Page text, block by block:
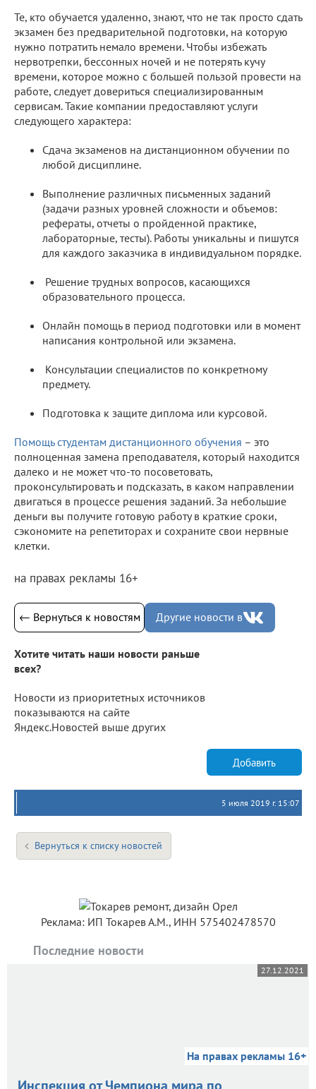
Те, кто обучается удаленно, знают, что не так просто сдать
экзамен без предварительной подготовки, на которую
нужно потратить немало времени. Чтобы избежать
нервотрепки, бессонных ночей и не потерять кучу
времени, которое можно с большей пользой провести на
работе, следует довериться специализированным
сервисам. Такие компании предоставляют услуги
следующего характера:
Сдача экзаменов на дистанционном обучении по
любой дисциплине.
Выполнение различных письменных заданий
(задачи разных уровней сложности и объемов:
рефераты, отчеты о пройденной практике,
лабораторные, тесты). Работы уникальны и пишутся
для каждого заказчика в индивидуальном порядке.
Решение трудных вопросов, касающихся
образовательного процесса.
Онлайн помощь в период подготовки или в момент
написания контрольной или экзамена.
Консультации специалистов по конкретному
предмету.
Подготовка к защите диплома или курсовой.
Помощь студентам дистанционного обучения – это
полноценная замена преподавателя, который находится
далеко и не может что-то посоветовать,
проконсультировать и подсказать, в каком направлении
двигаться в процессе решения заданий. За небольшие
деньги вы получите готовую работу в краткие сроки,
сэкономите на репетиторах и сохраните свои нервные
клетки.
на правах рекламы 16+
← Вернуться к новостям Другие новости в
Хотите читать наши новости раньше
всех?
Новости из приоритетных источников
показываются на сайте
Яндекс.Новостей выше других
Добавить
5 июля 2019 г. 15:07
Вернуться к списку новостей
Реклама: ИП Токарев А.М., ИНН 575402478570
Последние новости
27.12.2021
На правах рекламы 16+